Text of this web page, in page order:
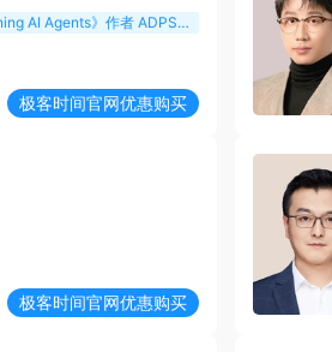
新加坡科研局资深研发工程师 《Designing AI Agents》作者 ADPS 创始成员
极客时间官网优惠购买
极客时间官网优惠购买